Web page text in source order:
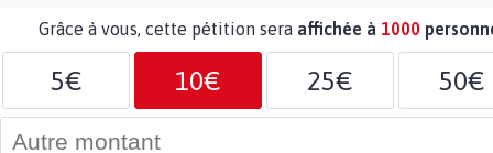
Grâce à vous, cette pétition sera affichée à 1000
5€ 10€ 25€ 50€